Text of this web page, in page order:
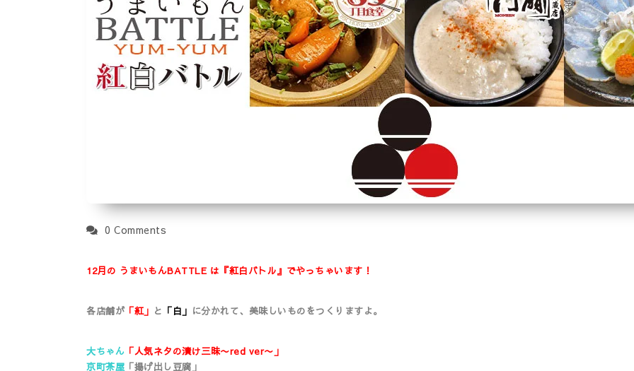
0 Comments
12月の うまいもんBATTLE は『紅白バトル』でやっちゃいます！
各店舗が 「紅」 と 「白」 に分かれて、美味しいものをつくりますよ。
大ちゃん 「人気ネタの漬け三昧〜red ver〜」
京町茶屋 「揚げ出し豆腐」